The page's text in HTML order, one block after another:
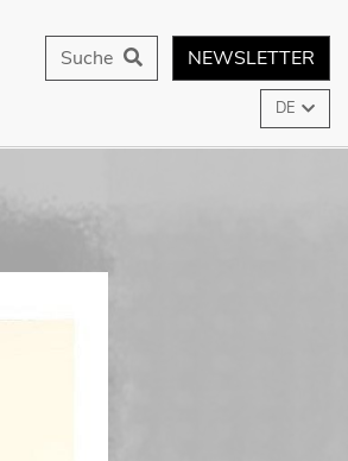
NEWSLETTER
Suche
DE